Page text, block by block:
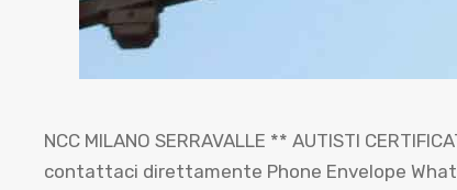
NCC MILANO SERRAVALLE ** AUTISTI
contattaci direttamente Phone Envelope